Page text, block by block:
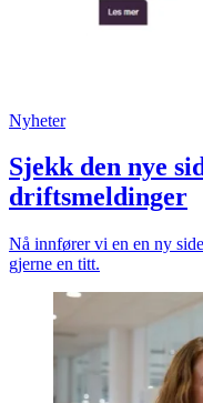
Nyheter
Sjekk den nye
driftsmeldinger
Nå innfører vi en en ny
gjerne en titt.